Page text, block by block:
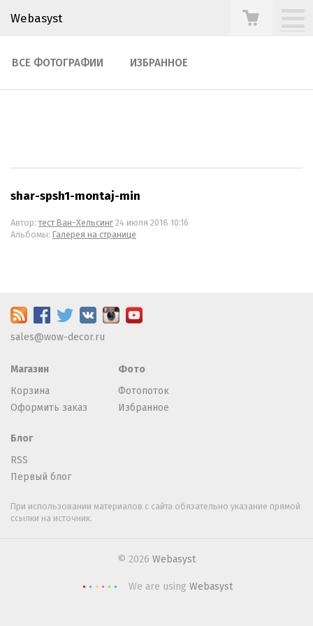
Webasyst
ВСЕ ФОТОГРАФИИ ИЗБРАННОЕ
shar-spsh1-montaj-min
Автор:тест Ван-Хельсинг 24 июля 2018 10:16
Альбомы: Галерея на странице
sales@wow-decor.ru
Магазин
Корзина
Оформить заказ
Фото
Фотопоток
Избранное
Блог
RSS
Первый блог
При использовании материалов с сайта обязательно указание прямой
ссылки на источник.
© 2026 Webasyst
We are using Webasyst